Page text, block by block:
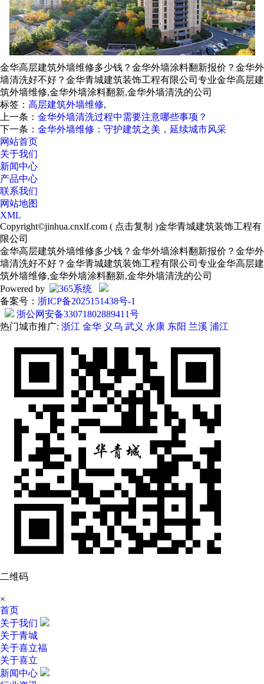
金华高层建筑外墙维修多少钱？金华外墙涂料翻新报价？金华外
墙清洗好不好？金华青城建筑装饰工程有限公司专业金华高层建
筑外墙维修,金华外墙涂料翻新,金华外墙清洗的公司
标签： 高层建筑外墙维修,
上一条： 金华外墙清洗过程中需要注意哪些事项？
下一条： 金华外墙维修：守护建筑之美，延续城市风采
网站首页
关于我们
新闻中心
产品中心
联系我们
网站地图
XML
Copyright©jinhua.cnxlf.com ( 点击复制 )金华青城建筑装饰工程有
限公司
金华高层建筑外墙维修多少钱？金华外墙涂料翻新报价？金华外
墙清洗好不好？金华青城建筑装饰工程有限公司专业金华高层建
筑外墙维修,金华外墙涂料翻新,金华外墙清洗的公司
Powered by
备案号： 浙ICP备2025151438号-1
浙公网安备33071802889411号
热门城市推广: 浙江 金华 义乌 武义 永康 东阳 兰溪 浦江
二维码
×
首页
关于我们
关于青城
关于喜立福
关于喜立
新闻中心